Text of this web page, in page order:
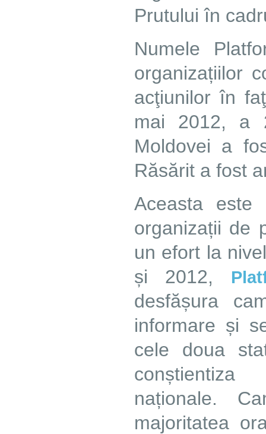
Prutului în
Numele
organizațiilor
acţiunilor în
mai 2012, a
Moldovei a
Răsărit a fost
Aceasta este
organizații de
un efort la
și 2012,
desfășura
informare și
cele doua
naționale.
majoritatea